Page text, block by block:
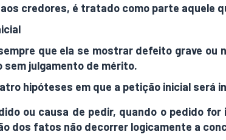
credores, é tratado como parte aquele
que ela se mostrar defeito grave
julgamento de mérito.
hipóteses em que a petição inicial será
ou causa de pedir, quando o pedido
dos fatos não decorrer logicamente a